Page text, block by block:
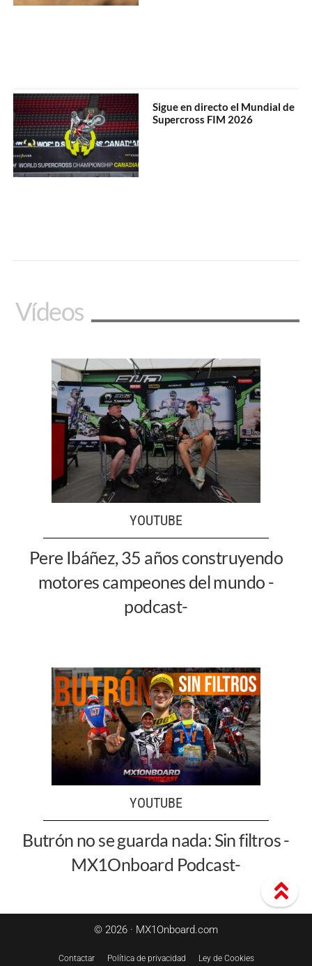
Sigue en directo el Mundial de
Supercross FIM 2026
Vídeos
YOUTUBE
Pere Ibáñez, 35 años construyendo
motores campeones del mundo -
podcast-
YOUTUBE
Butrón no se guarda nada: Sin filtros -
MX1Onboard Podcast-
© 2026 · MX1Onboard.com
Contactar Política de privacidad Ley de Cookies